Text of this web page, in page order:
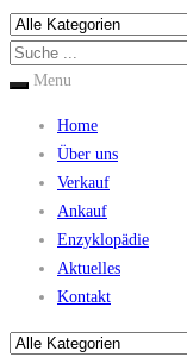
Menu
Home
Über uns
Verkauf
Ankauf
Enzyklopädie
Aktuelles
Kontakt